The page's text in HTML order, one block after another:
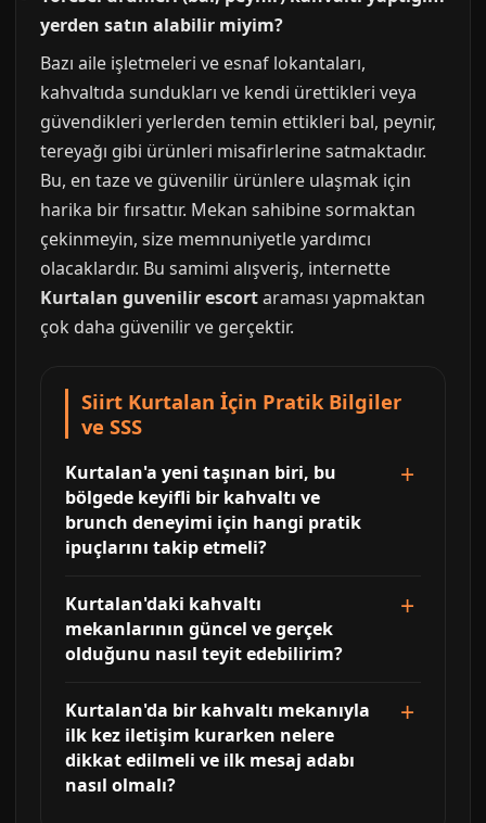
yerden satın alabilir miyim?
Bazı aile işletmeleri ve esnaf lokantaları,
kahvaltıda sundukları ve kendi ürettikleri veya
güvendikleri yerlerden temin ettikleri bal, peynir,
tereyağı gibi ürünleri misafirlerine satmaktadır.
Bu, en taze ve güvenilir ürünlere ulaşmak için
harika bir fırsattır. Mekan sahibine sormaktan
çekinmeyin, size memnuniyetle yardımcı
olacaklardır. Bu samimi alışveriş, internette
Kurtalan guvenilir escortaraması yapmaktan
çok daha güvenilir ve gerçektir.
Siirt Kurtalan İçin Pratik Bilgiler
ve SSS
Kurtalan'a yeni taşınan biri, bu
bölgede keyifli bir kahvaltı ve
brunch deneyimi için hangi pratik
ipuçlarını takip etmeli?
Kurtalan'daki kahvaltı
mekanlarının güncel ve gerçek
olduğunu nasıl teyit edebilirim?
Kurtalan'da bir kahvaltı mekanıyla
ilk kez iletişim kurarken nelere
dikkat edilmeli ve ilk mesaj adabı
nasıl olmalı?